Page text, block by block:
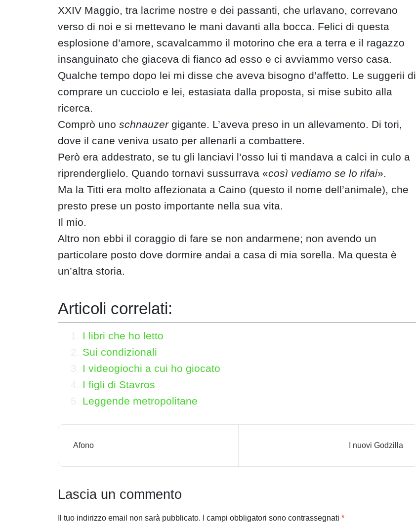
XXIV Maggio, tra lacrime nostre e dei passanti, che urlavano, correvano
verso di noi e si mettevano le mani davanti alla bocca. Felici di questa
esplosione d’amore, scavalcammo il motorino che era a terra e il ragazzo
insanguinato che giaceva di fianco ad esso e ci avviammo verso casa.
Qualche tempo dopo lei mi disse che aveva bisogno d’affetto. Le suggerii di
comprare un cucciolo e lei, estasiata dalla proposta, si mise subito alla
ricerca.
Comprò uno schnauzergigante. L’aveva preso in un allevamento. Di tori,
dove il cane veniva usato per allenarli a combattere.
Però era addestrato, se tu gli lanciavi l’osso lui ti mandava a calci in culo a
riprenderglielo. Quando tornavi sussurrava «così vediamo se lo rifai».
Ma la Titti era molto affezionata a Caino (questo il nome dell’animale), che
presto prese un posto importante nella sua vita.
Il mio.
Altro non ebbi il coraggio di fare se non andarmene; non avendo un
particolare posto dove dormire andai a casa di mia sorella. Ma questa è
un’altra storia.
Articoli correlati:
I libri che ho letto
Sui condizionali
I videogiochi a cui ho giocato
I figli di Stavros
Leggende metropolitane
v
i
Afono I nuovi Godzilla
Lascia un commento
Il tuo indirizzo email non sarà pubblicato. I campi obbligatori sono contrassegnati *